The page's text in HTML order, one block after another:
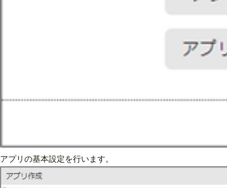
アプリの基本設定を行います。